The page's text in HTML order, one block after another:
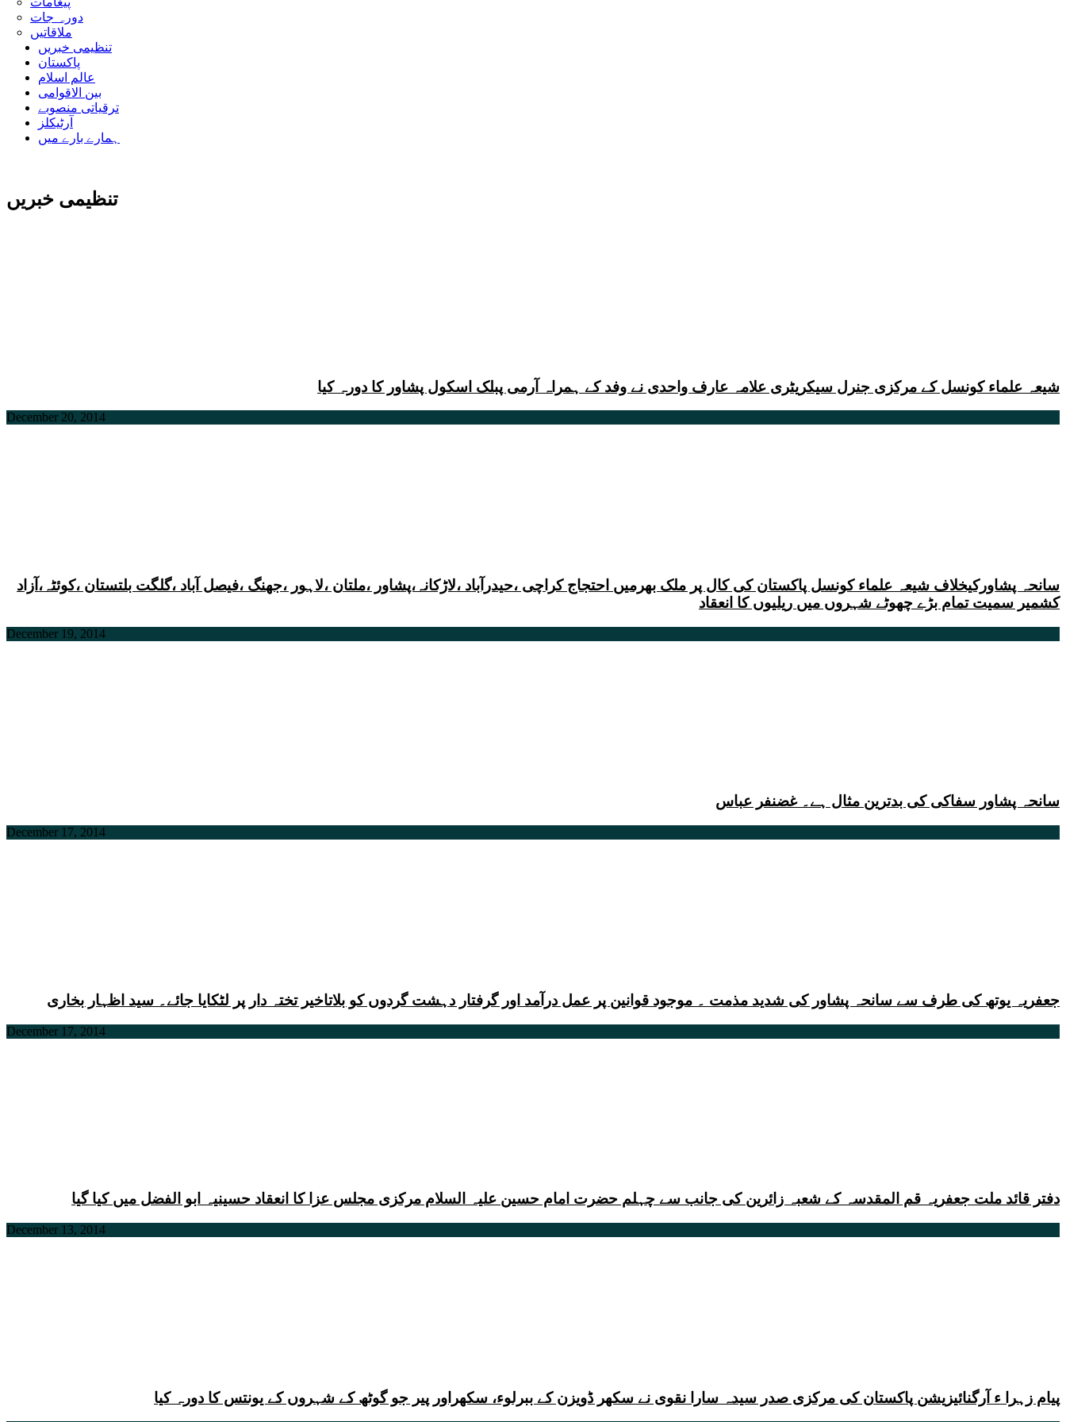
دورہ جات
ملاقاتیں
تنظیمی خبریں
پاکستان
عالم اسلام
بین الاقوامی
ترقیاتی منصوبے
آرٹیکلز
ہمارے بارے میں
تنظیمی خبریں
شیعہ علماء کونسل کے مرکزی جنرل سیکریٹری علامہ عارف واحدی نے وفد کے ہمراہ آرمی پبلک اسکول پشاور کا دورہ کیا
December 20, 2014
سانحہ پشاورکیخلاف شیعہ علماء کونسل پاکستان کی کال پر ملک بھرمیں احتجاج کراچی ،حیدرآباد ،لاڑکانہ،پشاور ،ملتان ،لاہور ،جھنگ ،فیصل آباد ،گلگت بلتستان ،کوئٹہ،آزاد
کشمیر سمیت تمام بڑے چھوٹے شہروں میں ریلیوں کا انعقاد
December 19, 2014
سانحہ پشاور سفاکی کی بدترین مثال ہے۔ غضنفر عباس
December 17, 2014
جعفریہ یوتھ کی طرف سے سانحہ پشاور کی شدید مذمت ۔ موجود قوانین پر عمل درآمد اور گرفتار دہشت گردوں کو بلاتاخیر تختہ دار پر لٹکایا جائے۔ سید اظہار بخاری
December 17, 2014
دفتر قائد ملت جعفریہ قم المقدسہ کے شعبہ زائرین کی جانب سے چہلم حضرت امام حسین علیہ السلام مرکزی مجلس عزا کا انعقاد حسینیہ ابو الفضل میں کیا گیا
December 13, 2014
پیام زہرا ء آرگنائیزیشن پاکستان کی مرکزی صدر سیدہ سارا نقوی نے سکھر ڈویزن کے ببرلوء، سکھراور پیر جو گوٹھ کے شہروں کے یونتس کا دورہ کیا